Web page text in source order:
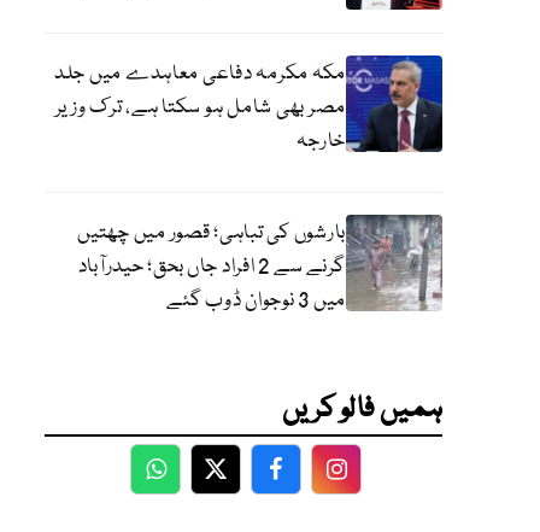
مکہ مکرمہ دفاعی معاہدے میں جلد
مصر بھی شامل ہو سکتا ہے، ترک وزیر
خارجہ
بارشوں کی تباہی؛ قصور میں چھتیں
گرنے سے 2 افراد جاں بحق؛ حیدرآباد
میں 3 نوجوان ڈوب گئے
ہمیں فالو کریں
WhatsApp
TwitterFacebookFacebook